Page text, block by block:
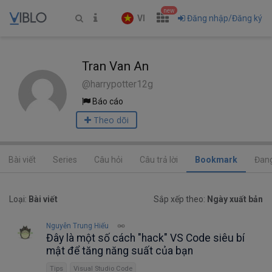
VI
new
Đăng nhập/Đăng ký
Tran Van An
@harrypotter12g
Báo cáo
Theo dõi
Bài viết Series Câu hỏi Câu trả lời Bookmark
Loại: Bài viết Sắp xếp theo: Ngày xuất bản
Nguyễn Trung Hiếu
Đây là một số cách "hack" VS Code siêu bí
mật để tăng năng suất của bạn
Tips Visual Studio Code